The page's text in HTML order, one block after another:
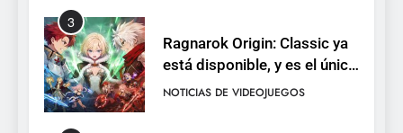
3
Ragnarok Origin: Classic ya
está disponible, y es el único
RO F2P-friendly de la saga
NOTICIAS DE VIDEOJUEGOS